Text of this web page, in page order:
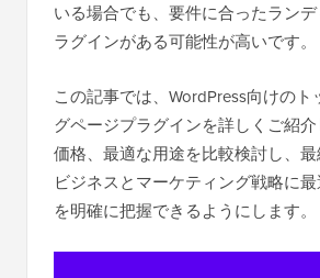
いる場合でも、要件に合ったラン
ラグインがある可能性が高いです。
この記事では、WordPress向けのト
グページプラグインを詳しくご紹介
価格、最適な用途を比較検討し、
ビジネスとマーケティング戦略に
を明確に把握できるようにします。